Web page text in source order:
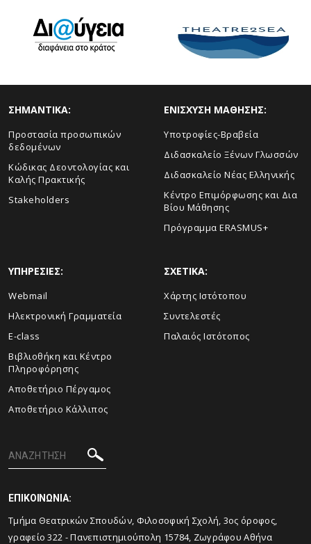
ΣHMANTIKA:
Προστασία προσωπικών
δεδομένων
Κώδικας Δεοντολογίας και
Καλής Πρακτικής
Stakeholders
ΕΝΙΣΧΥΣΗ ΜΑΘΗΣΗΣ:
Yποτροφίες-Βραβεία
Διδασκαλείο Ξένων Γλωσσών
Διδασκαλείο Νέας Ελληνικής
Κέντρο Επιμόρφωσης και Δια
Βίου Μάθησης
Πρόγραμμα ERASMUS+
ΥΠΗΡΕΣΙΕΣ:
Webmail
Ηλεκτρονική Γραμματεία
E-class
Βιβλιοθήκη και Κέντρο
Πληροφόρησης
Aποθετήριο Πέργαμος
Αποθετήριο Κάλλιπος
ΣΧΕΤΙΚΑ:
Xάρτης Ιστότοπου
Συντελεστές
Παλαιός Ιστότοπος
ΕΠΙΚΟΙΝΩΝΙΑ:
Tμήμα Θεατρικών Σπουδών, Φιλοσοφική Σχολή, 3ος όροφος,
γραφείο 322 - Πανεπιστημιούπολη 15784, Ζωγράφου Αθήνα